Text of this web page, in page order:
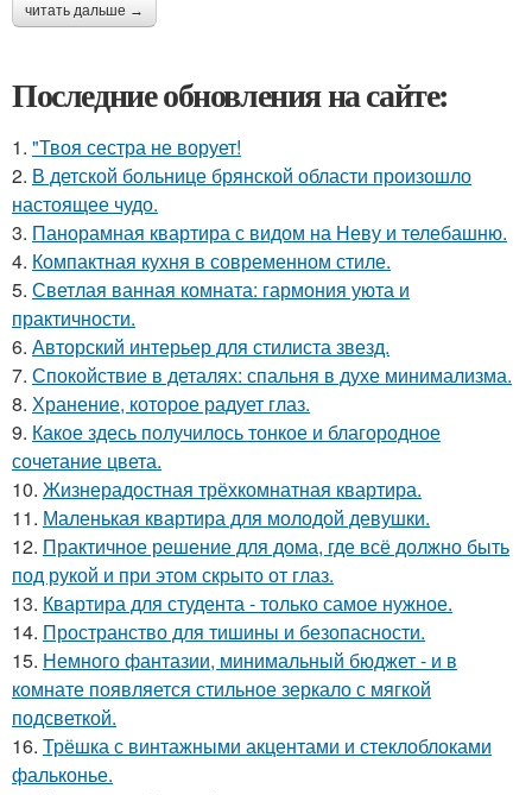
читать дальше →
Последние обновления на сайте:
1. "Твоя сестра не ворует!
2. В детской больнице брянской области произошло
настоящее чудо.
3. Панорамная квартира с видом на Неву и телебашню.
4. Компактная кухня в современном стиле.
5. Светлая ванная комната: гармония уюта и
практичности.
6. Авторский интерьер для стилиста звезд.
7. Спокойствие в деталях: спальня в духе минимализма.
8. Хранение, которое радует глаз.
9. Какое здесь получилось тонкое и благородное
сочетание цвета.
10. Жизнерадостная трёхкомнатная квартира.
11. Маленькая квартира для молодой девушки.
12. Практичное решение для дома, где всё должно быть
под рукой и при этом скрыто от глаз.
13. Квартира для студента - только самое нужное.
14. Пространство для тишины и безопасности.
15. Немного фантазии, минимальный бюджет - и в
комнате появляется стильное зеркало с мягкой
подсветкой.
16. Трёшка с винтажными акцентами и стеклоблоками
фальконье.